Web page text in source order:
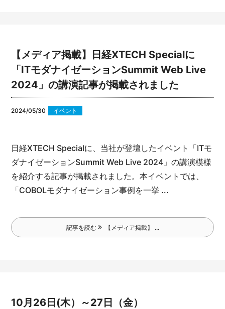
【メディア掲載】日経XTECH Specialに
「ITモダナイゼーションSummit Web Live
2024」の講演記事が掲載されました
2024/05/30 イベント
日経XTECH Specialに、当社が登壇したイベント「ITモ
ダナイゼーションSummit Web Live 2024」の講演模様
を紹介する記事が掲載されました。本イベントでは、
「COBOLモダナイゼーション事例を一挙 ...
記事を読む 【メディア掲載】 ...
10月26日(木）～27日（金）